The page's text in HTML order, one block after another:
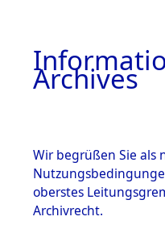
Archives
Wir begrüßen Sie als
oberstes
Archivrecht.